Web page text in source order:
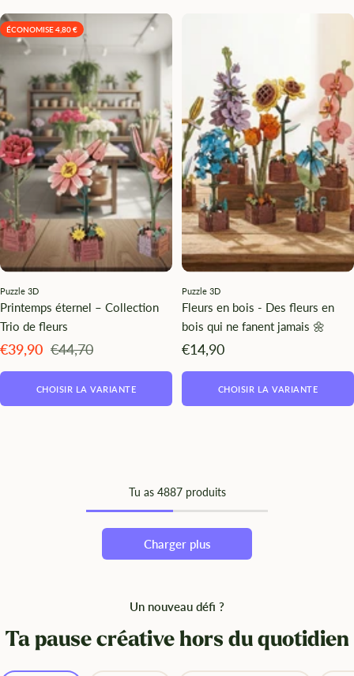
ÉCONOMISE 4,80 €
Puzzle 3D
Printemps éternel – Collection
Trio de fleurs
Angebotspreis
€39,90 Regulärer
€44,70
CHOISIR LA VARIANTE
Puzzle 3D
Fleurs en bois - Des fleurs en
bois qui ne fanent jamais 🌼
Angebotspreis
€14,90
CHOISIR LA VARIANTE
Tu as 4887 produits
Charger plus
Un nouveau défi ?
Ta pause créative hors du quotidien